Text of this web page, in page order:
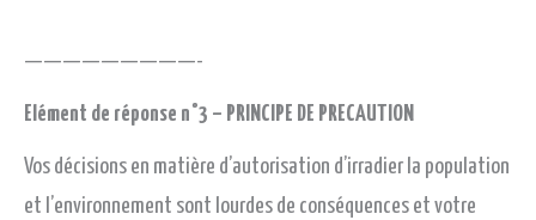
—————————-
Elément de réponse n°3 – PRINCIPE DE PRECAUTION
Vos décisions en matière d’autorisation d’irradier la population
et l’environnement sont lourdes de conséquences et votre